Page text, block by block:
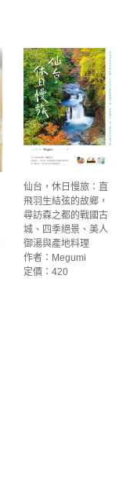
仙台，休日慢旅：直
飛羽生結弦的故鄉，
尋訪森之都的戰國古
城、四季絕景、美人
御湯與產地料理
作者：Megumi
定價：420